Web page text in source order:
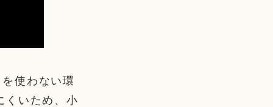
使わない環
くいため、小